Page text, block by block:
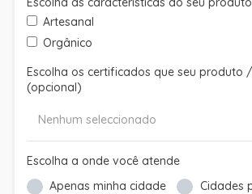
Artesanal
Orgânico
Escolha os certificados que seu produto
(opcional)
Nenhum seleccionado
Escolha a onde você atende
Apenas minha cidade
Cidades